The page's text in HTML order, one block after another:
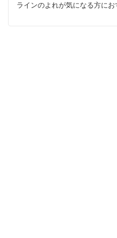
ラインのよれが気になる方にお